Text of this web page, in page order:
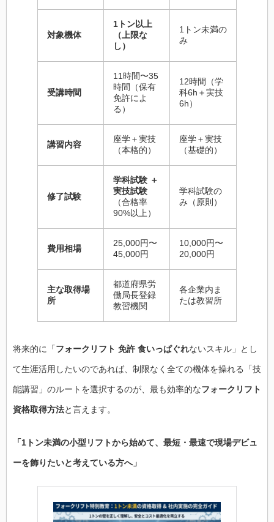
対象機体
1トン以上
（上限な
し）
1トン未満の
み
受講時間
11時間〜35
時間（保有
免許によ
る）
12時間（学
科6h＋実技
6h）
講習内容
座学＋実技
（本格的）
座学＋実技
（基礎的）
修了試験
学科試験 ＋
実技試験
（合格率
90%以上）
学科試験の
み（原則）
費用相場
25,000円〜
45,000円
10,000円〜
20,000円
主な取得場
所
都道府県労
働局長登録
教習機関
各企業内ま
たは教習所
将来的に「フォークリフト 免許 食いっぱぐれないスキル」とし
て生涯活用したいのであれば、制限なく全ての機体を操れる「技
能講習」のルートを選択するのが、最も効率的なフォークリフト
資格取得方法と言えます。
「1トン未満の小型リフトから始めて、最短・最速で現場デビュ
ーを飾りたいと考えている方へ」